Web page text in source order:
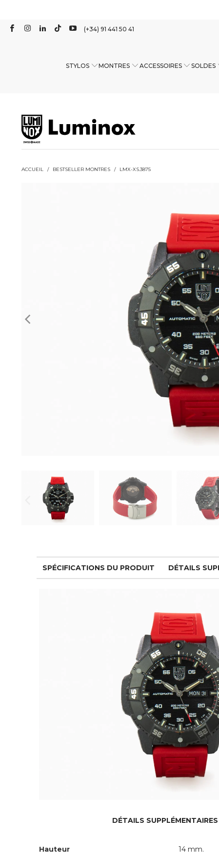
(+34) 91 441 50 41
STYLOS MONTRES ACCESSOIRES SOLDES
ACCUEIL / BESTSELLER MONTRES / LMX-XS.3875
SPÉCIFICATIONS DU PRODUIT DÉTAILS
DÉTAILS SUPPLÉMENTAIRES
Hauteur
14 mm.